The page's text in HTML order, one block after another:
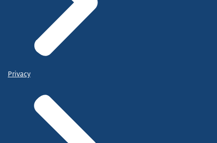
Privacy